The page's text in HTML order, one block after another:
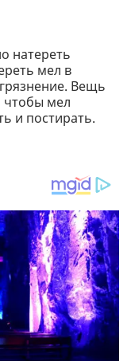
натереть
мел в
Вещь
чтобы мел
и постирать.